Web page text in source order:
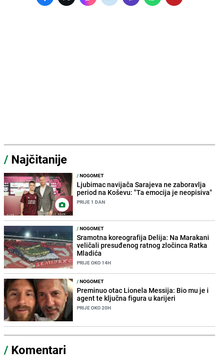
/ Najčitanije
/NOGOMET
Ljubimac navijača Sarajeva ne zaboravlja
period na Koševu: "Ta emocija je neopisiva"
PRIJE 1 DAN
/NOGOMET
Sramotna koreografija Delija: Na Marakani
veličali presuđenog ratnog zločinca Ratka
Mladića
PRIJE OKO 14H
/NOGOMET
Preminuo otac Lionela Messija: Bio mu je i
agent te ključna figura u karijeri
PRIJE OKO 20H
/ Komentari